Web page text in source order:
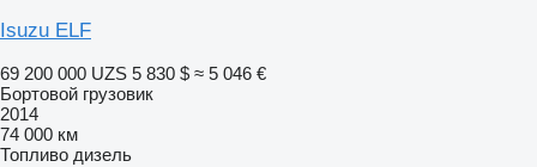
Isuzu ELF
69 200 000 UZS 5 830 $ ≈ 5 046 €
Бортовой грузовик
2014
74 000 км
Топливо дизель